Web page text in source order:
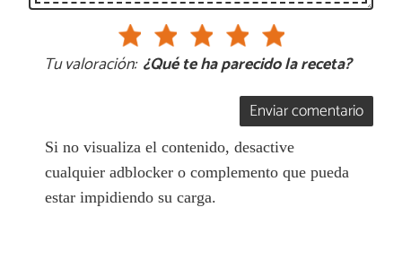
Tu valoración: ¿Qué te ha parecido la receta?
Enviar comentario
Si no visualiza el contenido, desactive
cualquier adblocker o complemento que pueda
estar impidiendo su carga.